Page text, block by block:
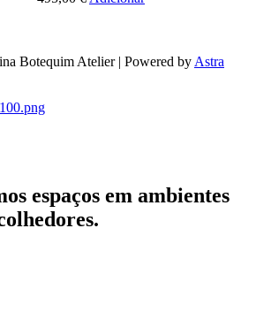
Botequim Atelier | Powered by Astra
espaços em ambientes